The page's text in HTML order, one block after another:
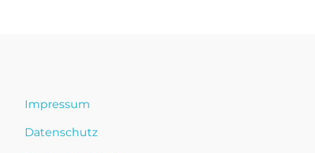
Impressum
Datenschutz